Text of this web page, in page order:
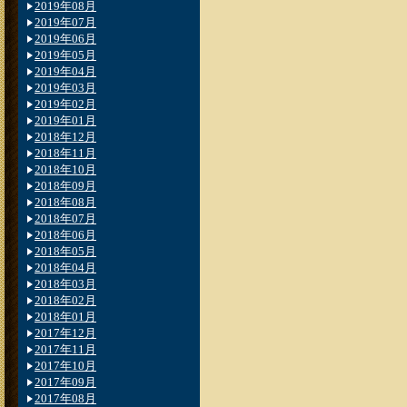
2019年08月
2019年07月
2019年06月
2019年05月
2019年04月
2019年03月
2019年02月
2019年01月
2018年12月
2018年11月
2018年10月
2018年09月
2018年08月
2018年07月
2018年06月
2018年05月
2018年04月
2018年03月
2018年02月
2018年01月
2017年12月
2017年11月
2017年10月
2017年09月
2017年08月